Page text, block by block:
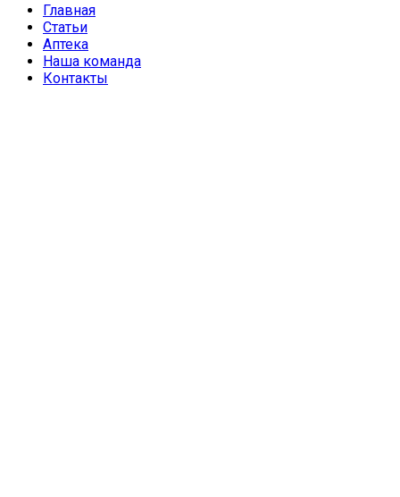
Главная
Статьи
Аптека
Наша команда
Контакты